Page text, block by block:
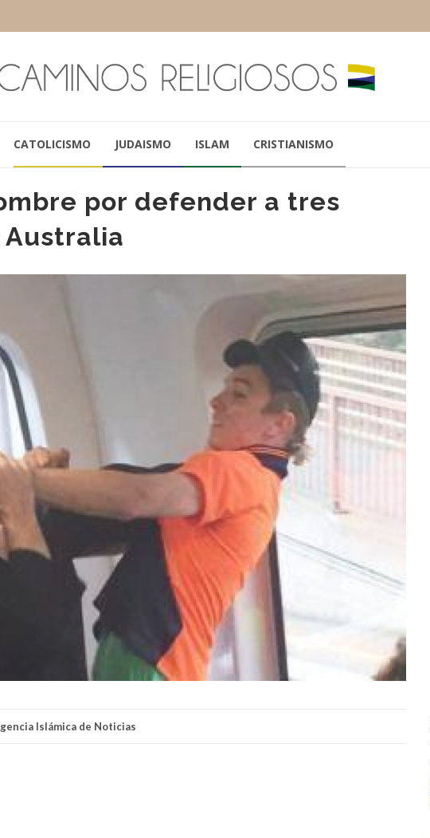
CATOLICISMO JUDAISMO ISLAM CRISTIANISMO
por defender a tres
Australia
Islámica de Noticias